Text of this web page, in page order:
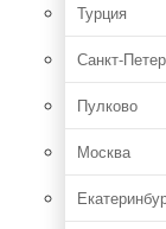
Турция
Санкт-
Пулково
Москва